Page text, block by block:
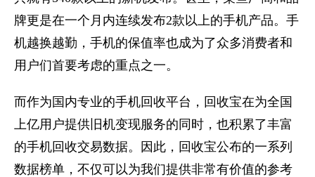
牌更是在一个月内连续发布2款以上的手机产品。手
机越换越勤，手机的保值率也成为了众多消费者和
用户们首要考虑的重点之一。
而作为国内专业的手机回收平台，回收宝在为全国
上亿用户提供旧机变现服务的同时，也积累了丰富
的手机回收交易数据。因此，回收宝公布的一系列
数据榜单，不仅可以为我们提供非常有价值的参考